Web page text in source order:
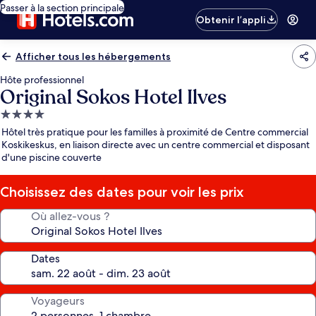
Passer à la section principale
Obtenir l’appli
Afficher tous les hébergements
Hôte professionnel
Original Sokos Hotel Ilves
Hébergement
4.0 étoiles
Hôtel très pratique pour les familles à proximité de Centre commercial
Koskikeskus, en liaison directe avec un centre commercial et disposant
d'une piscine couverte
Choisissez des dates pour voir les prix
Où allez-vous ?
Dates
Voyageurs